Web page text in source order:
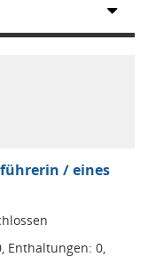
/ eines
Enthaltungen: 0,